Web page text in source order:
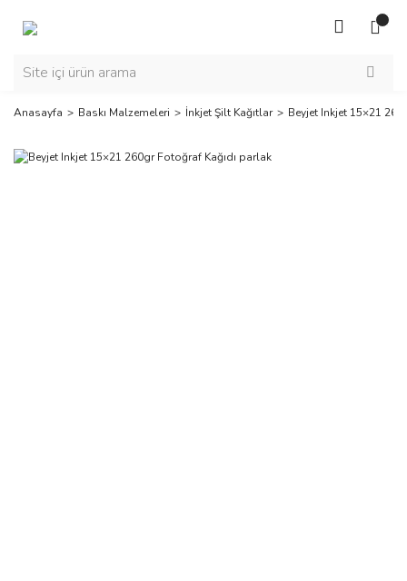
Anasayfa Baskı Malzemeleri İnkjet Şilt Kağıtlar Beyjet Inkjet 15×21